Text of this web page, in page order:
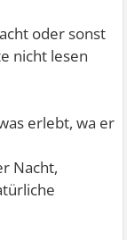
oder sonst
nicht lesen
erlebt, wa er
Nacht,